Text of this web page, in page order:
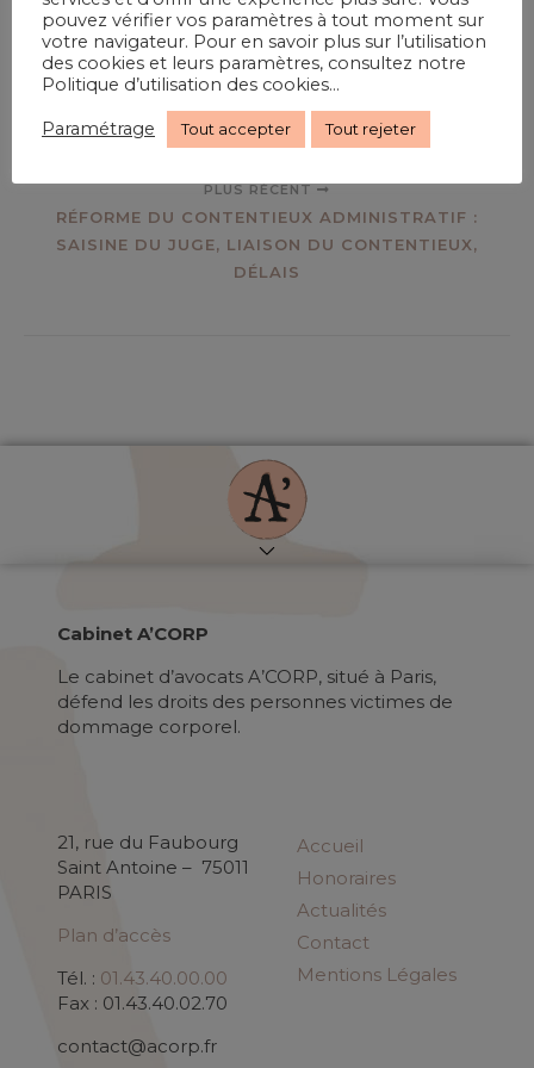
ParAcorp
PREMIERS RÉFLEXES
PLUS RÉCENT
RÉFORME DU CONTENTIEUX ADMINISTRATIF :
SAISINE DU JUGE, LIAISON DU CONTENTIEUX,
DÉLAIS
Cabinet A’CORP
Le cabinet d’avocats A’CORP, situé à Paris,
défend les droits des personnes victimes de
dommage corporel.
21, rue du Faubourg
Saint Antoine – 75011
PARIS
Plan d’accès
Tél. : 01.43.40.00.00
Fax : 01.43.40.02.70
contact@acorp.fr
Accueil
Honoraires
Actualités
Contact
Mentions Légales
pouvez vérifier vos paramètres à tout moment sur
votre navigateur. Pour en savoir plus sur l’utilisation
des cookies et leurs paramètres, consultez notre
Politique d’utilisation des cookies...
Paramétrage Tout accepter Tout rejeter